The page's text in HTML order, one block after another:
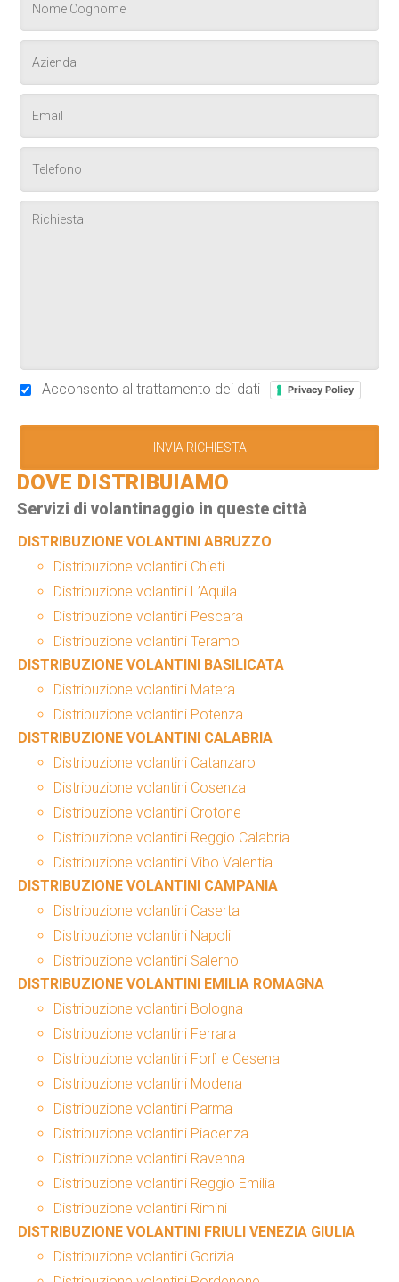
Acconsento al trattamento dei dati | Privacy Policy
DOVE DISTRIBUIAMO
Servizi di volantinaggio in queste città
DISTRIBUZIONE VOLANTINI ABRUZZO
Distribuzione volantini Chieti
Distribuzione volantini L’Aquila
Distribuzione volantini Pescara
Distribuzione volantini Teramo
DISTRIBUZIONE VOLANTINI BASILICATA
Distribuzione volantini Matera
Distribuzione volantini Potenza
DISTRIBUZIONE VOLANTINI CALABRIA
Distribuzione volantini Catanzaro
Distribuzione volantini Cosenza
Distribuzione volantini Crotone
Distribuzione volantini Reggio Calabria
Distribuzione volantini Vibo Valentia
DISTRIBUZIONE VOLANTINI CAMPANIA
Distribuzione volantini Caserta
Distribuzione volantini Napoli
Distribuzione volantini Salerno
DISTRIBUZIONE VOLANTINI EMILIA ROMAGNA
Distribuzione volantini Bologna
Distribuzione volantini Ferrara
Distribuzione volantini Forlì e Cesena
Distribuzione volantini Modena
Distribuzione volantini Parma
Distribuzione volantini Piacenza
Distribuzione volantini Ravenna
Distribuzione volantini Reggio Emilia
Distribuzione volantini Rimini
DISTRIBUZIONE VOLANTINI FRIULI VENEZIA GIULIA
Distribuzione volantini Gorizia